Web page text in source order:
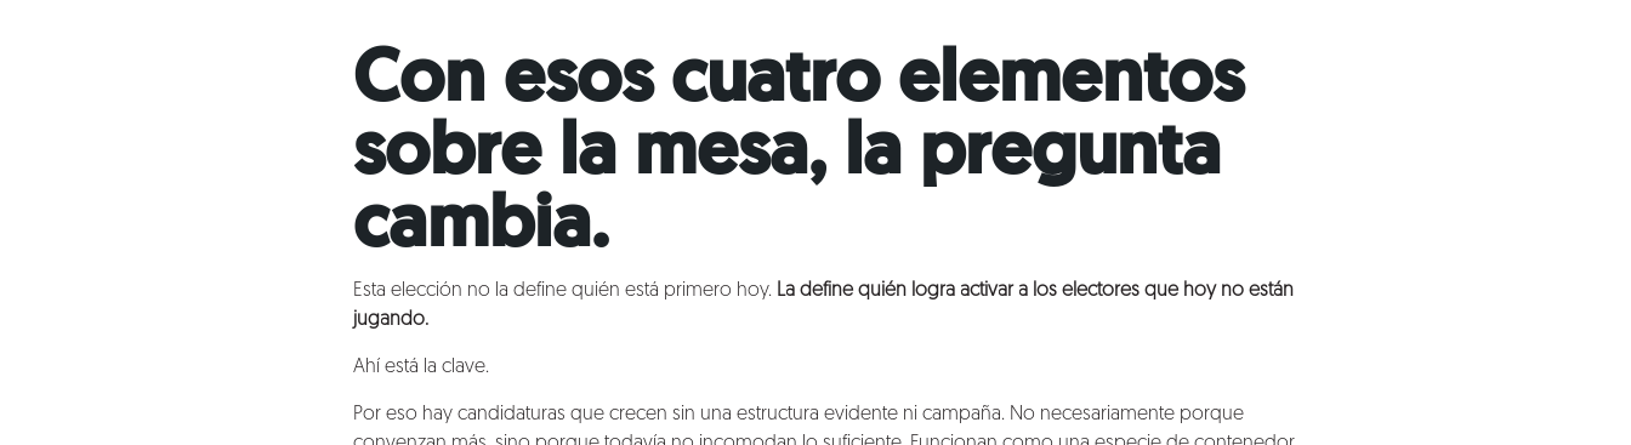
Con esos cuatro elementos
sobre la mesa, la pregunta
cambia.
Esta elección no la define quién está primero hoy. La define quién logra activar a los electores que hoy no están
jugando.
Ahí está la clave.
Por eso hay candidaturas que crecen sin una estructura evidente ni campaña. No necesariamente porque